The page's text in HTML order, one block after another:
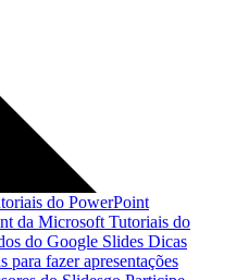
do PowerPoint
da Microsoft Tutoriais do
do Google Slides Dicas
para fazer apresentações